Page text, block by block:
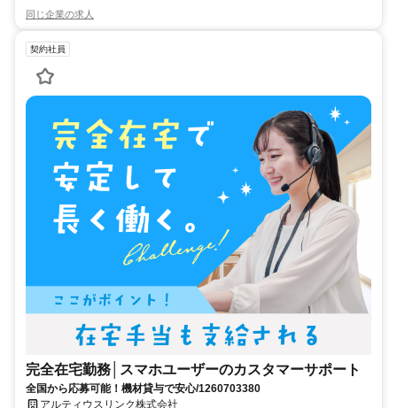
同じ企業の求人
契約社員
完全在宅勤務│スマホユーザーのカスタマーサポート
全国から応募可能！機材貸与で安心/1260703380
アルティウスリンク株式会社